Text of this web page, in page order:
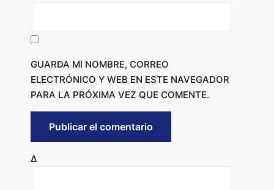
GUARDA MI NOMBRE, CORREO
ELECTRÓNICO Y WEB EN ESTE NAVEGADOR
PARA LA PRÓXIMA VEZ QUE COMENTE.
Δ